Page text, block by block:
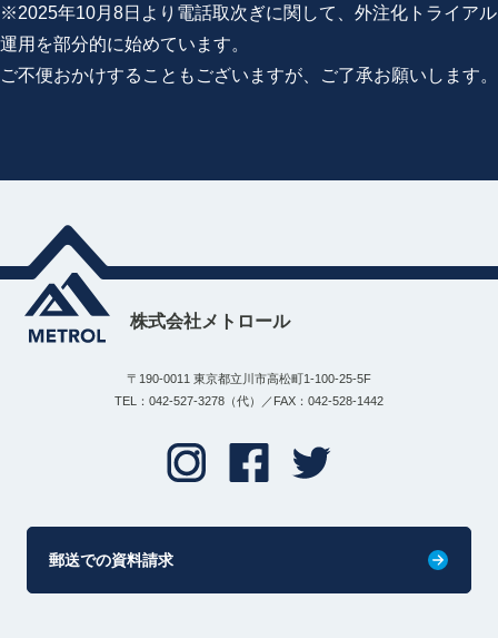
※2025年10月8日より電話取次ぎに関して、外注化トライアル
運用を部分的に始めています。
ご不便おかけすることもございますが、ご了承お願いします。
株式会社メトロール
〒190-0011 東京都立川市高松町1-100-25-5F
TEL：042-527-3278（代）／FAX：042-528-1442
郵送での資料請求